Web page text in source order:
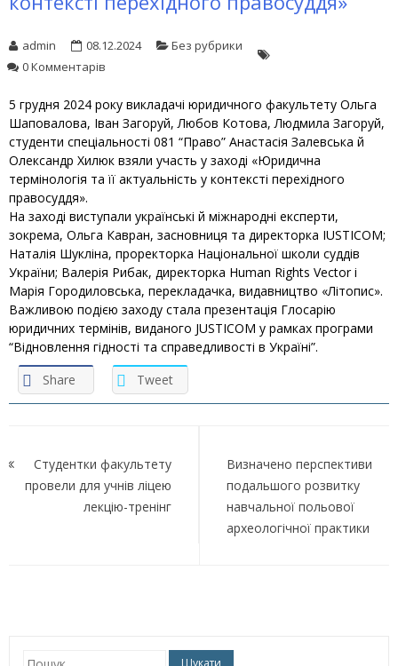
admin 08.12.2024
Без рубрики
0 Комментарів
5 грудня 2024 року викладачі юридичного факультету Ольга
Шаповалова, Іван Загоруй, Любов Котова, Людмила Загоруй,
студенти спеціальності 081 “Право” Анастасія Залевська й
Олександр Хилюк взяли участь у заході «Юридична
термінологія та її актуальність у контексті перехідного
правосуддя».
На заході виступали українські й міжнародні експерти,
зокрема, Ольга Кавран, засновниця та директорка IUSTICOM;
Наталія Шукліна, проректорка Національної школи суддів
України; Валерія Рибак, директорка Human Rights Vector і
Марія Городиловська, перекладачка, видавництво «Літопис».
Важливою подією заходу стала презентація Глосарію
юридичних термінів, виданого JUSTICOM у рамках програми
“Відновлення гідності та справедливості в Україні”.
Share
Tweet
записів
Студентки факультету
провели для учнів ліцею
лекцію-тренінг
Визначено перспективи
подальшого розвитку
навчальної польової
археологічної практики
Пошук: